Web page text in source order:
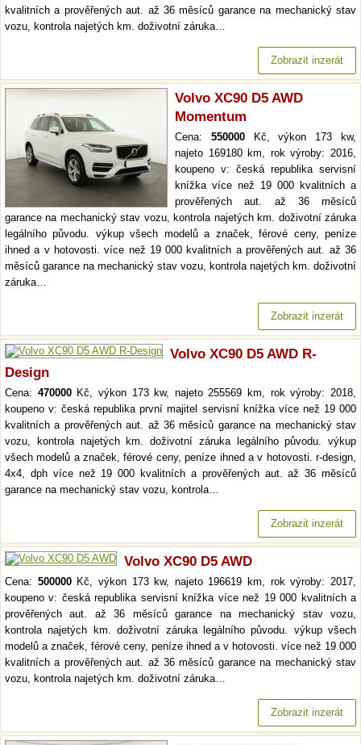
kvalitních a prověřených aut. až 36 měsíců garance na mechanický stav
vozu, kontrola najetých km. doživotní záruka…
Zobrazit inzerát
Volvo XC90 D5 AWD
Momentum
Cena: 550000Kč, výkon 173 kw,
najeto 169180 km, rok výroby: 2016,
koupeno v: česká republika servisní
knížka více než 19 000 kvalitních a
prověřených aut. až 36 měsíců
garance na mechanický stav vozu, kontrola najetých km. doživotní záruka
legálního původu. výkup všech modelů a značek, férové ceny, peníze
ihned a v hotovosti. více než 19 000 kvalitních a prověřených aut. až 36
měsíců garance na mechanický stav vozu, kontrola najetých km. doživotní
záruka…
Zobrazit inzerát
Volvo XC90 D5 AWD R-
Design
Cena: 470000Kč, výkon 173 kw, najeto 255569 km, rok výroby: 2018,
koupeno v: česká republika první majitel servisní knížka více než 19 000
kvalitních a prověřených aut. až 36 měsíců garance na mechanický stav
vozu, kontrola najetých km. doživotní záruka legálního původu. výkup
všech modelů a značek, férové ceny, peníze ihned a v hotovosti. r-design,
4x4, dph více než 19 000 kvalitních a prověřených aut. až 36 měsíců
garance na mechanický stav vozu, kontrola…
Zobrazit inzerát
Volvo XC90 D5 AWD
Cena: 500000Kč, výkon 173 kw, najeto 196619 km, rok výroby: 2017,
koupeno v: česká republika servisní knížka více než 19 000 kvalitních a
prověřených aut. až 36 měsíců garance na mechanický stav vozu,
kontrola najetých km. doživotní záruka legálního původu. výkup všech
modelů a značek, férové ceny, peníze ihned a v hotovosti. více než 19 000
kvalitních a prověřených aut. až 36 měsíců garance na mechanický stav
vozu, kontrola najetých km. doživotní záruka…
Zobrazit inzerát